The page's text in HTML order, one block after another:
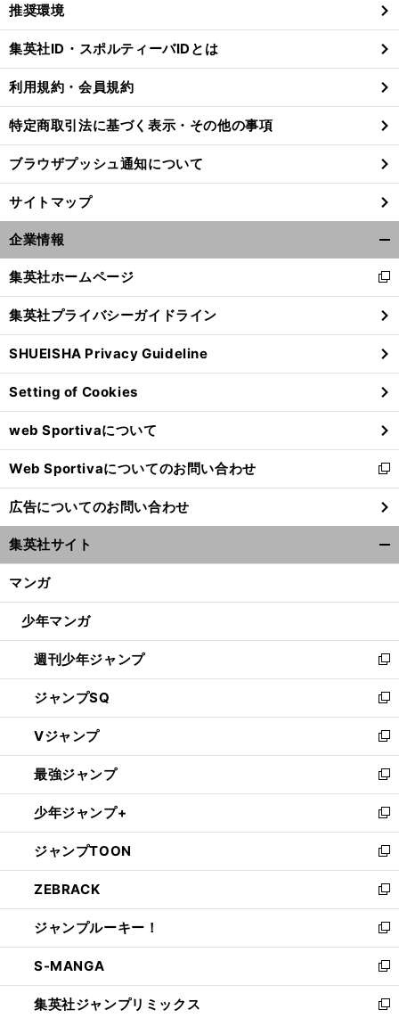
ア
笛
」
。
閉
る
推奨環境
集英社ID・スポルティーバIDとは
利用規約・会員規約
特定商取引法に基づく表示・その他の事項
ブラウザプッシュ通知について
サイトマップ
企業情報
閉
る
集英社ホームページ
新
し
い
ウ
ィ
ン
ド
ウ
で
開
く
集英社プライバシーガイドライン
SHUEISHA Privacy Guideline
Setting of Cookies
web Sportivaについて
Web Sportivaについてのお問い合わせ
新
し
い
ウ
ィ
ン
ウ
開
く
広告についてのお問い合わせ
集英社サイト
マンガ
少年マンガ
週刊少年ジャンプ
新
し
い
ウ
ィ
ン
ド
ウ
で
開
く
ジャンプSQ
新
し
い
ウ
ィ
ン
ド
ウ
で
開
く
Vジャンプ
新
し
い
ウ
ィ
ン
ド
ウ
で
開
く
最強ジャンプ
新
し
い
ウ
ィ
ン
ド
ウ
で
開
く
少年ジャンプ+
新
し
い
ウ
ィ
ン
ド
ウ
で
開
く
ジャンプTOON
新
し
い
ウ
ィ
ン
ド
ウ
で
ZEBRACK
新
し
い
ウ
ィ
ン
ド
ジャンプルーキー！
新
し
い
ウ
ィ
S-MANGA
新
し
い
集英社ジャンプリミックス
新